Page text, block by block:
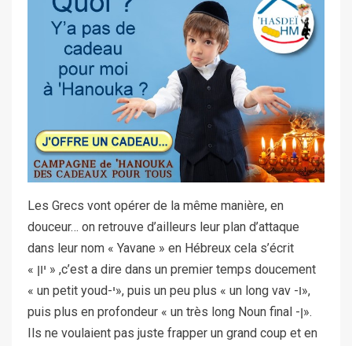
Les Grecs vont opérer de la même manière, en
douceur… on retrouve d’ailleurs leur plan d’attaque
dans leur nom « Yavane » en Hébreux cela s’écrit
« יון » ,c’est a dire dans un premier temps doucement
« un petit youd-י», puis un peu plus « un long vav -ו»,
puis plus en profondeur « un très long Noun final -ן».
Ils ne voulaient pas juste frapper un grand coup et en